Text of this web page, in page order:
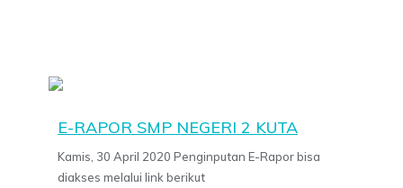
E-RAPOR SMP NEGERI 2 KUTA
Kamis, 30 April 2020 Penginputan E-Rapor bisa
diakses melalui link berikut